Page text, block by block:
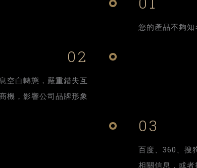
您的產品不夠
02
空白轉態，嚴重錯失互
機，影響公司品牌形象
03
百度、360、搜
相關信息，或者